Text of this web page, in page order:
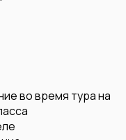
во время тура на